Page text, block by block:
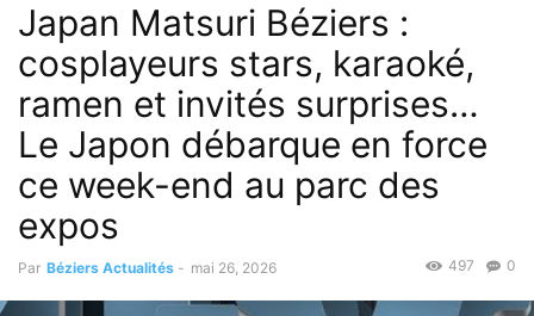
Japan Matsuri Béziers :
cosplayeurs stars, karaoké,
ramen et invités surprises…
Le Japon débarque en force
ce week-end au parc des
expos
Par Béziers Actualités - mai 26, 2026 0
497